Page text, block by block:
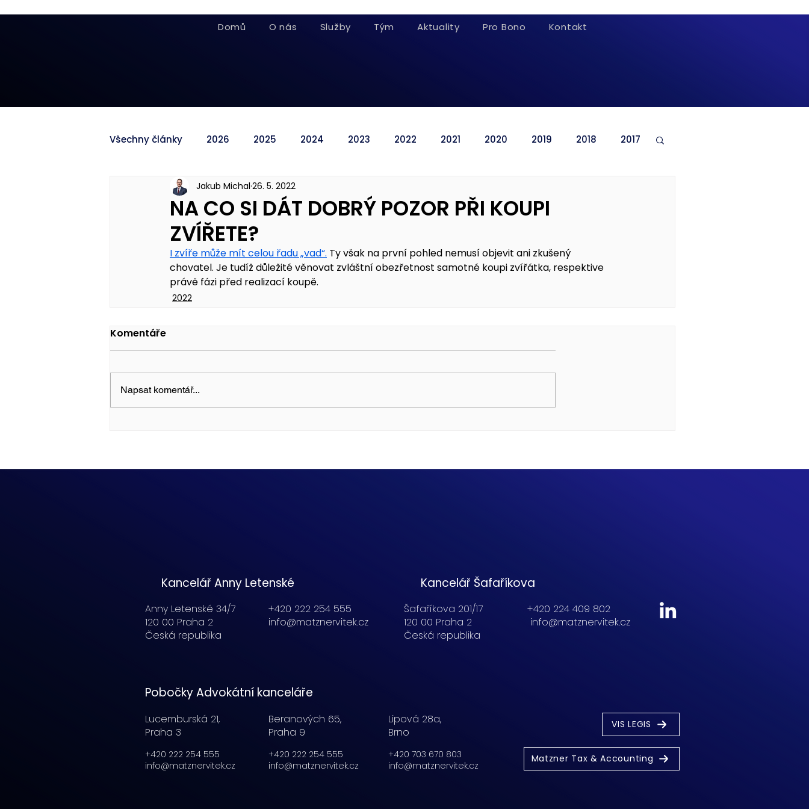
Domů O nás Služby Tým Aktuality Pro Bono Kontakt
Všechny články 2026 2025 2024 2023 2022 2021 2020 2019 2018 2017
NA CO SI DÁT DOBRÝ POZOR PŘI KOUPI
ZVÍŘETE?
Jakub Michal 26. 5. 2022
I zvíře může mít celou řadu „vad“. Ty však na první pohled nemusí objevit ani zkušený
chovatel. Je tudíž důležité věnovat zvláštní obezřetnost samotné koupi zvířátka, respektive
právě fázi před realizací koupě.
2022
Komentáře
Napsat komentář...
Kancelář Anny Letenské
Anny Letenské 34/7
120 00 Praha 2
Česká republika
+420 222 254 555
info@matznervitek.cz
Kancelář Šafaříkova
Šafaříkova 201/17
120 00 Praha 2
Česká republika
+420 224 409 802
info@matznervitek.cz
Pobočky Advokátní kanceláře
Lucemburská 21,
Praha 3
+420 222 254 555
info@matznervitek.cz
Beranových 65,
Praha 9
+420 222 254 555
info@matznervitek.cz
Lipová 28a,
Brno
+420 703 670 803
info@matznervitek.cz
VIS LEGIS
Matzner Tax & Accounting